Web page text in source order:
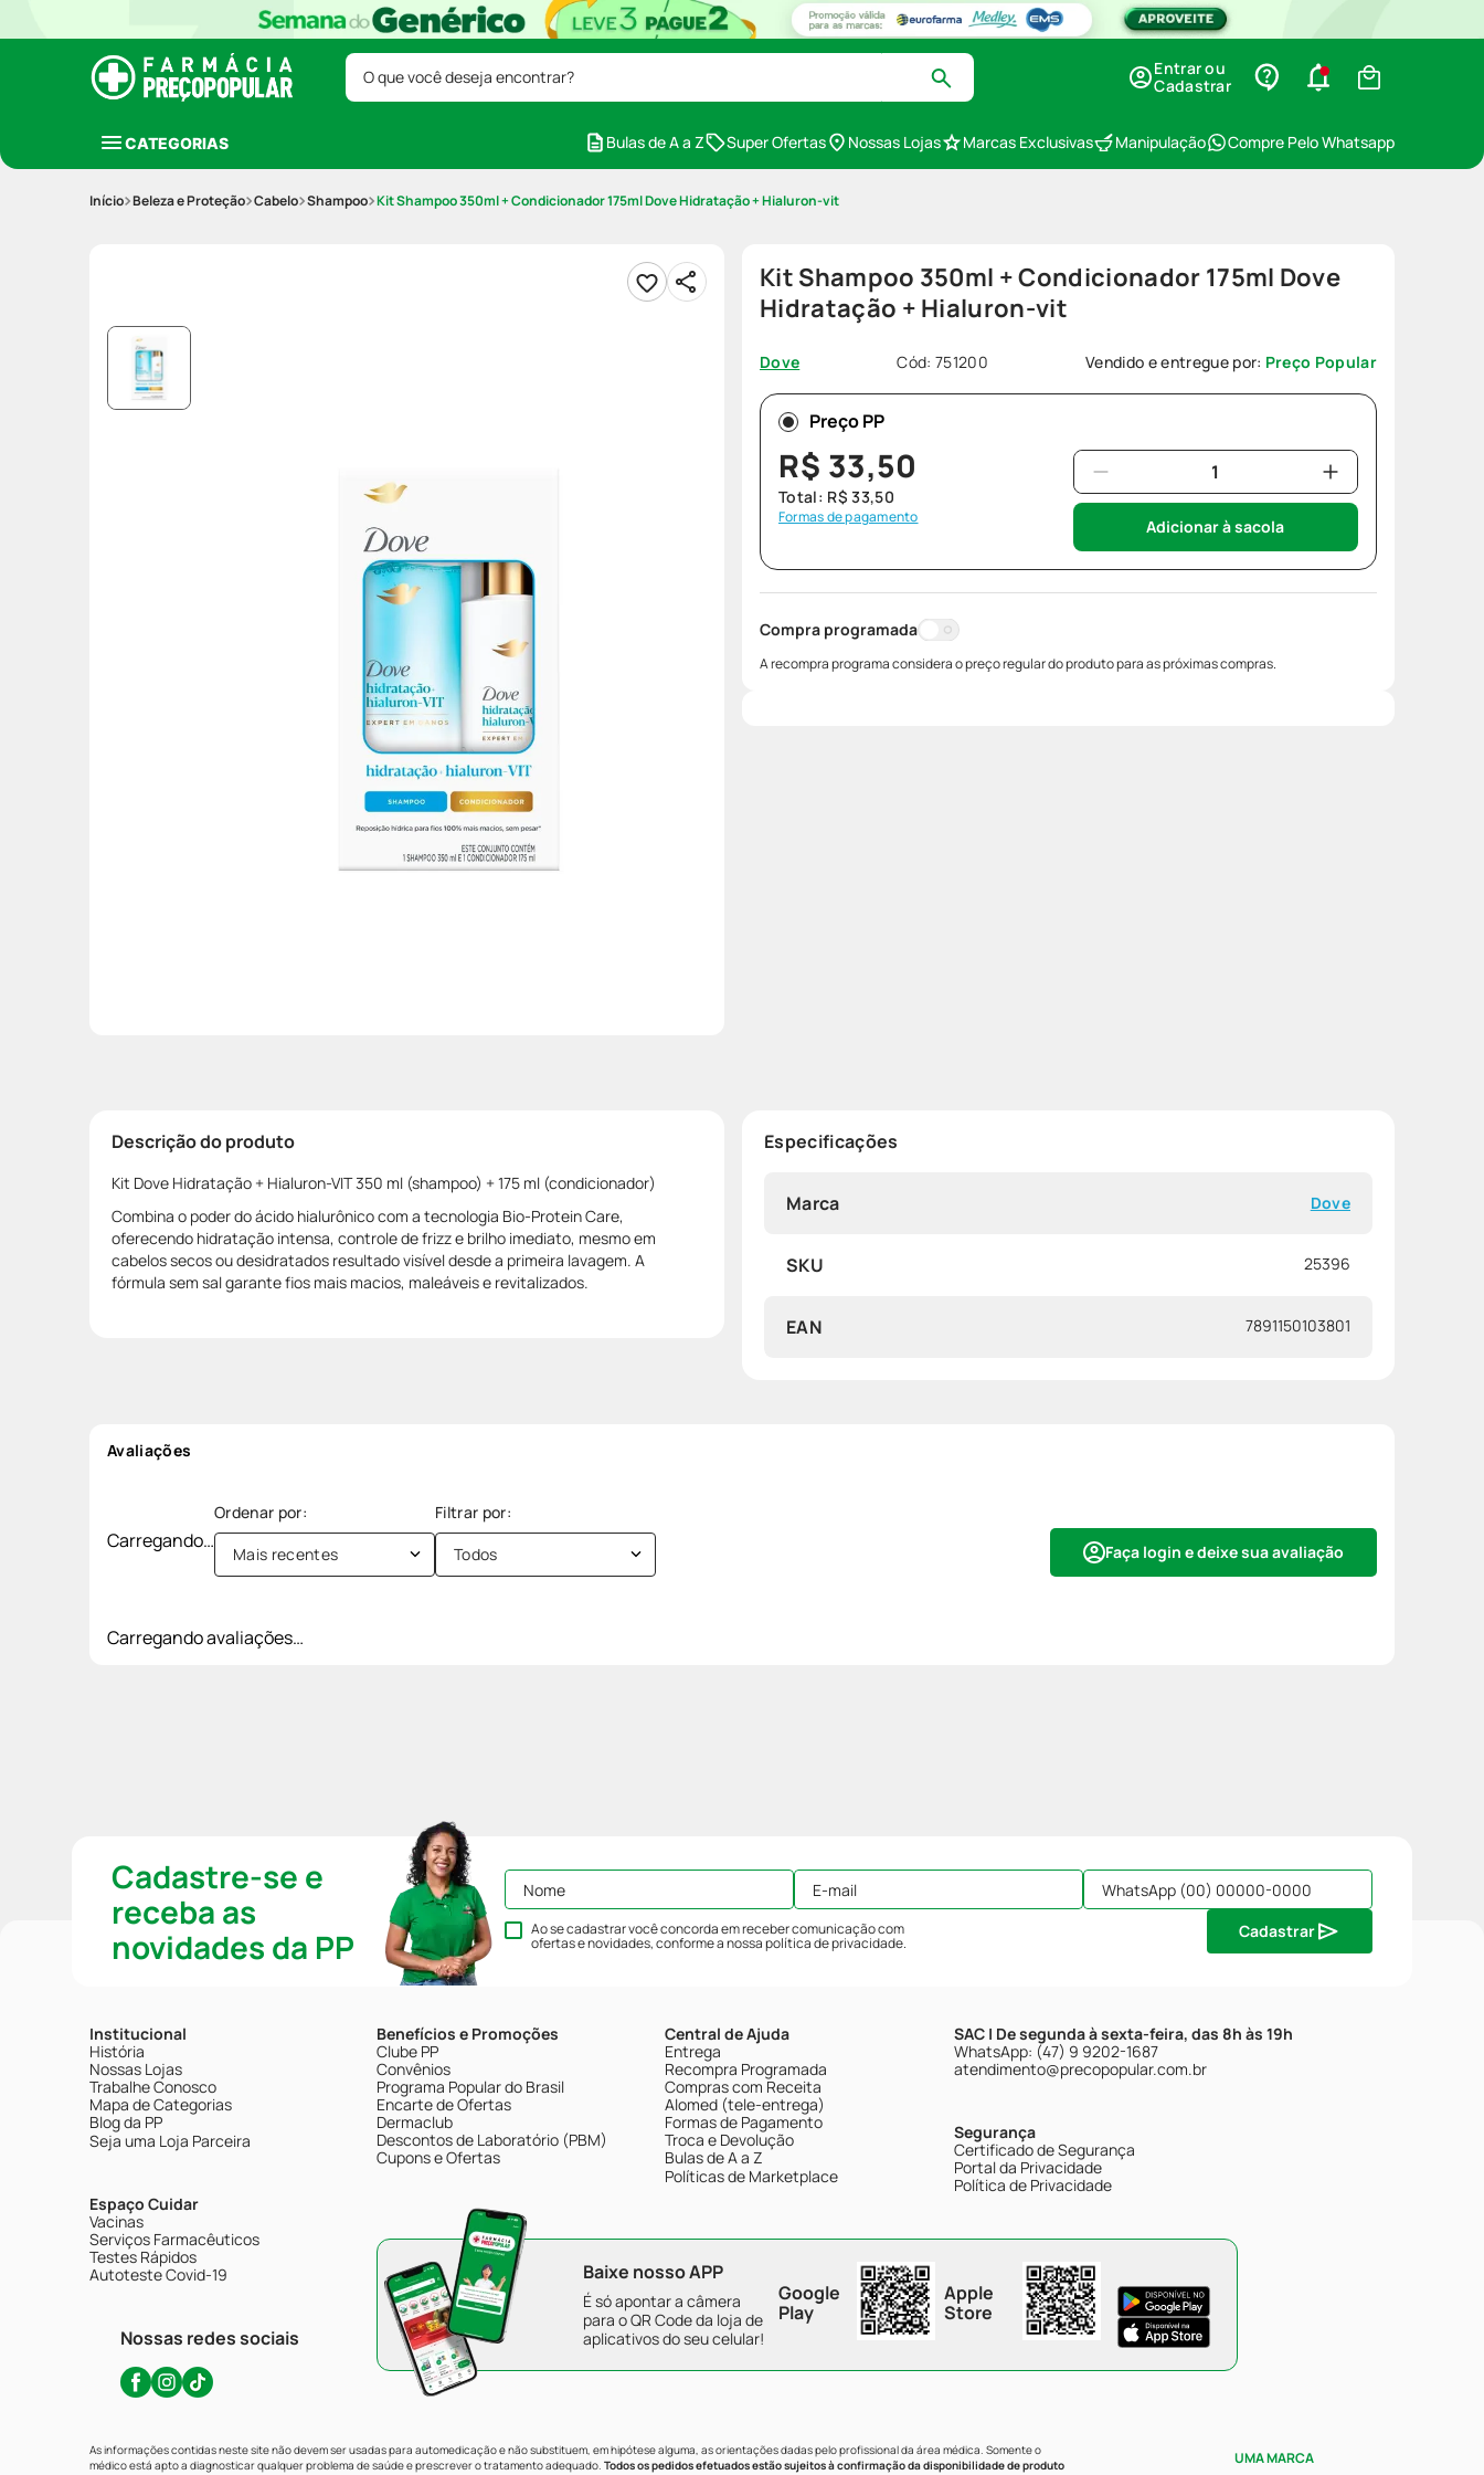
O que você deseja encontrar?
Entrar ou
Cadastrar
CATEGORIAS Bulas de A a Z Super Ofertas Nossas Lojas Marcas Exclusivas Manipulação Compre Pelo Whatsapp
Beleza e Proteção Cabelo Shampoo Kit Shampoo 350ml + Condicionador 175ml Dove Hidratação + Hialuron-vit
Kit Shampoo 350ml + Condicionador 175ml Dove
Hidratação + Hialuron-vit
Dove Cód:751200 Vendido e entregue por: Preço Popular
Preço PP
R$ 33,50
Total: R$ 33,50
Formas de pagamento Adicionar à sacola
Compra programada
A recompra programa considera o preço regular do produto para as próximas compras.
Descrição do produto
Kit Dove Hidratação + Hialuron-VIT 350 ml (shampoo) + 175 ml (condicionador)
Combina o poder do ácido hialurônico com a tecnologia Bio-Protein Care,
oferecendo hidratação intensa, controle de frizz e brilho imediato, mesmo em
cabelos secos ou desidratados resultado visível desde a primeira lavagem. A
fórmula sem sal garante fios mais macios, maleáveis e revitalizados.
Especificações
Marca Dove
SKU 25396
EAN 7891150103801
Avaliações
Carregando… Faça login e deixe sua avaliação
Mais recentes Todos
Carregando avaliações…
Cadastre-se e
receba as
novidades da PP
Ao se cadastrar você concorda em receber comunicação com
ofertas e novidades, conforme a nossapolítica de privacidade.
Cadastrar
Institucional
História
Nossas Lojas
Trabalhe Conosco
Mapa de Categorias
Blog da PP
Seja uma Loja Parceira
Espaço Cuidar
Vacinas
Serviços Farmacêuticos
Testes Rápidos
Autoteste Covid-19
Nossas redes sociais
Benefícios e Promoções
Clube PP
Convênios
Programa Popular do Brasil
Encarte de Ofertas
Dermaclub
Descontos de Laboratório (PBM)
Cupons e Ofertas
Central de Ajuda
Entrega
Recompra Programada
Compras com Receita
Alomed (tele-entrega)
Formas de Pagamento
Troca e Devolução
Bulas de A a Z
Políticas de Marketplace
SAC | De segunda à sexta-feira, das 8h às 19h
WhatsApp: (47) 9 9202-1687
atendimento@precopopular.com.br
Segurança
Certificado de Segurança
Portal da Privacidade
Política de Privacidade
Baixe nosso APP
É só apontar a câmera
para o QR Code da loja de
aplicativos do seu celular!
Google
Play
Apple
Store
As informações contidas neste site não devem ser usadas para automedicação e não substituem, em hipótese alguma, as orientações dadas pelo profissional da área médica. Somente o
médico está apto a diagnosticar qualquer problema de saúde e prescrever o tratamento adequado. Todos os pedidos efetuados estão sujeitos à confirmação da disponibilidade de produto
UMA MARCA